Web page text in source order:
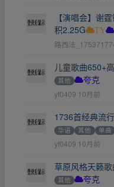
【演唱会】谢
积2.25G
TY
路西法
儿童歌曲650+
其他
夸克
yf0409 10月前
1736首经典流
华语 其他 单曲
yf0409 10月前
草原风格天籁
其他
夸克